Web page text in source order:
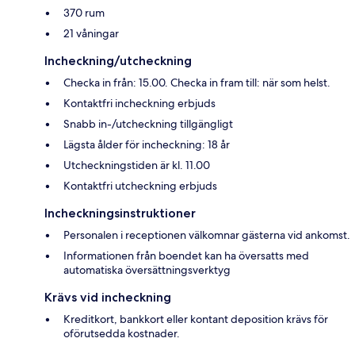
370 rum
21 våningar
Incheckning/utcheckning
Checka in från: 15.00. Checka in fram till: när som helst.
Kontaktfri incheckning erbjuds
Snabb in-/utcheckning tillgängligt
Lägsta ålder för incheckning: 18 år
Utcheckningstiden är kl. 11.00
Kontaktfri utcheckning erbjuds
Incheckningsinstruktioner
Personalen i receptionen välkomnar gästerna vid ankomst.
Informationen från boendet kan ha översatts med
automatiska översättningsverktyg
Krävs vid incheckning
Kreditkort, bankkort eller kontant deposition krävs för
oförutsedda kostnader.